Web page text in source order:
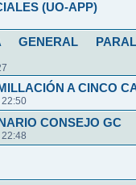
(UO-APP)
A CINCO
CONSEJO GC